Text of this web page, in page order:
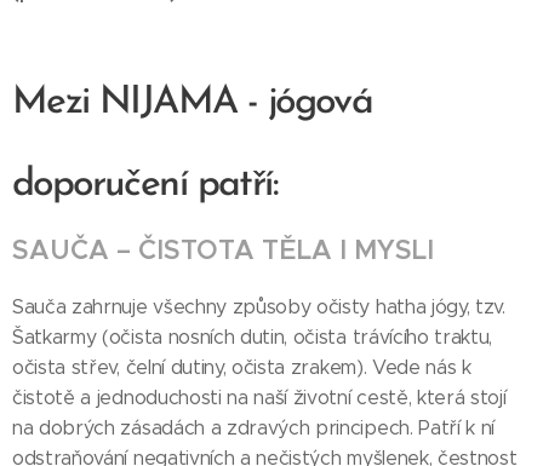
Mezi NIJAMA - jógová
doporučení patří:
SAUČA – ČISTOTA TĚLA I MYSLI
Sauča zahrnuje všechny způsoby očisty hatha jógy, tzv.
Šatkarmy (očista nosních dutin, očista trávícího traktu,
očista střev, čelní dutiny, očista zrakem). Vede nás k
čistotě a jednoduchosti na naší životní cestě, která stojí
na dobrých zásadách a zdravých principech. Patří k ní
odstraňování negativních a nečistých myšlenek, čestnost